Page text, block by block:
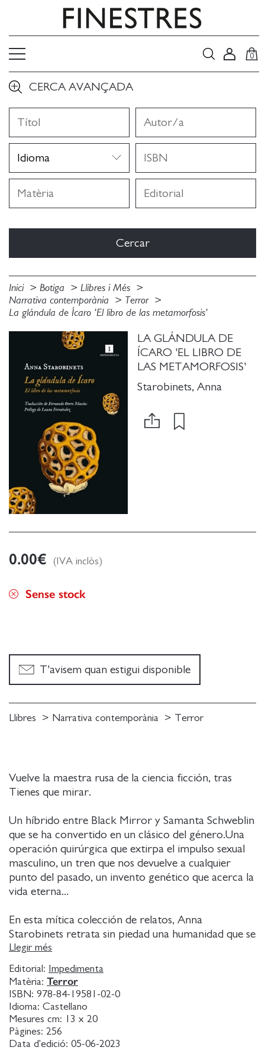
0
CERCA AVANÇADA
Inici Botiga
Llibres i Més
Narrativa contemporània
Terror
La glándula de Ícaro 'El libro de las metamorfosis'
LA GLÁNDULA DE
ÍCARO 'EL LIBRO DE
LAS METAMORFOSIS'
Starobinets, Anna
Vuelve la maestra rusa de la ciencia ficción, tras
Tienes que mirar.
Un híbrido entre Black Mirror y Samanta Schweblin
que se ha convertido en un clásico del género.Una
operación quirúrgica que extirpa el impulso sexual
masculino, un tren que nos devuelve a cualquier
punto del pasado, un invento genético que acerca la
vida eterna...
En esta mítica colección de relatos, Anna
Starobinets retrata sin piedad una humanidad que se
tambalea. Ciencia y religión, razón y pasiones,
instinto y civilización: no hay pieza del puzle
humano que escape a su mirada, a la vez
devastadora y comprensiva. La glándula de Ícaro es
una distopía que roza peligrosamente lo real, donde
la ciencia es solo una excusa para abrir en canal a
sus protagonistas y revelar sus engranajes.
Llegir més
Editorial:
Impedimenta
Matèria: Terror
ISBN: 978-84-19581-02-0
Idioma: Castellano
Mesures cm:
13 x 20
Pàgines: 256
Data d'edició: 05-06-2023
0.00€ (IVA inclòs)
Sense stock
T'avisem quan estigui disponible
Llibres Narrativa contemporània Terror